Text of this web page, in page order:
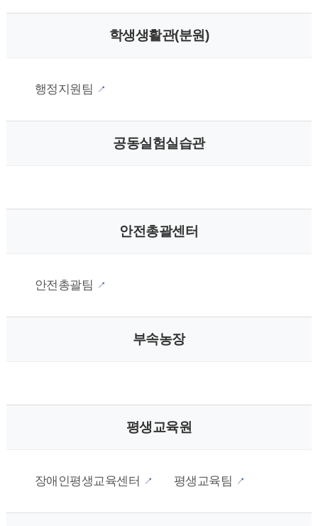
학생생활관(분원)
행정지원팀
공동실험실습관
안전총괄센터
안전총괄팀
부속농장
평생교육원
장애인평생교육센터 평생교육팀